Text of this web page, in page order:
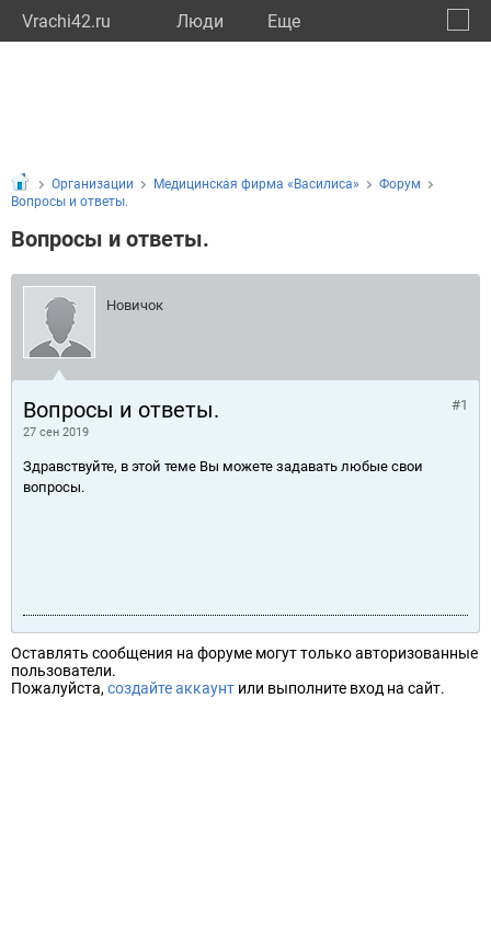
Vrachi42.ru Люди Eще
Организации Медицинская фирма «Василиса»
Форум
Вопросы и ответы.
Вопросы и ответы.
Новичок
Вопросы и ответы.
27 сен 2019
#1
Здравствуйте, в этой теме Вы можете задавать любые свои
вопросы.
Оставлять сообщения на форуме могут только авторизованные
пользователи.
Пожалуйста, создайте аккаунт или выполните вход на сайт.